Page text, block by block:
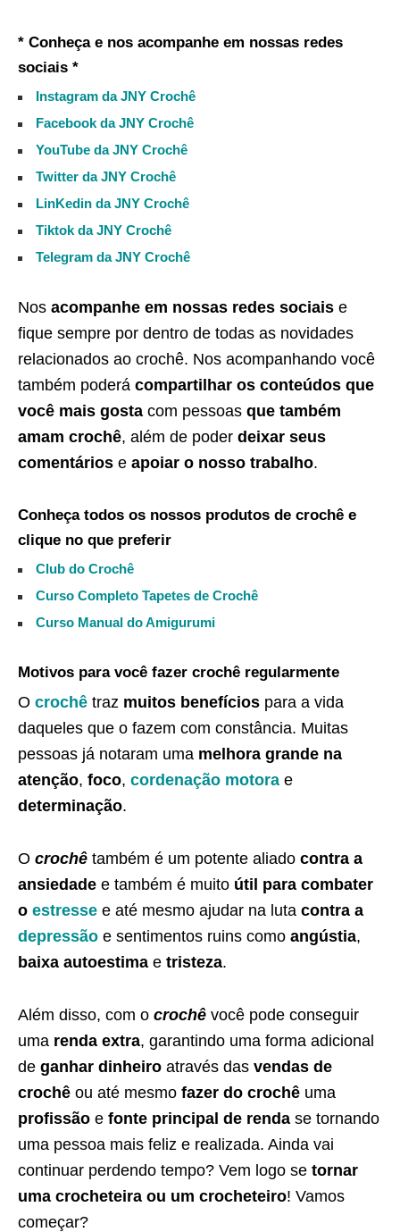
* Conheça e nos acompanhe em nossas redes
sociais *
Instagram da JNY Crochê
Facebook da JNY Crochê
YouTube da JNY Crochê
Twitter da JNY Crochê
LinKedin da JNY Crochê
Tiktok da JNY Crochê
Telegram da JNY Crochê
Nos acompanhe em nossas redes sociais e
fique sempre por dentro de todas as novidades
relacionados ao crochê. Nos acompanhando você
também poderá compartilhar os conteúdos que
você mais gosta com pessoas que também
amam crochê, além de poder deixar seus
comentários e apoiar o nosso trabalho.
Conheça todos os nossos produtos de crochê e
clique no que preferir
Club do Crochê
Curso Completo Tapetes de Crochê
Curso Manual do Amigurumi
Motivos para você fazer crochê regularmente
O crochê traz muitos benefícios para a vida
daqueles que o fazem com constância. Muitas
pessoas já notaram uma melhora grande na
atenção, foco, cordenação motora e
determinação.
O crochê também é um potente aliado contra a
ansiedade e também é muito útil para combater
o estresse e até mesmo ajudar na luta contra a
depressão e sentimentos ruins como angústia,
baixa autoestima e tristeza.
Além disso, com o crochê você pode conseguir
uma renda extra, garantindo uma forma adicional
de ganhar dinheiro através das vendas de
crochê ou até mesmo fazer do crochê uma
profissão e fonte principal de renda se tornando
uma pessoa mais feliz e realizada. Ainda vai
continuar perdendo tempo? Vem logo se tornar
uma crocheteira ou um crocheteiro! Vamos
começar?